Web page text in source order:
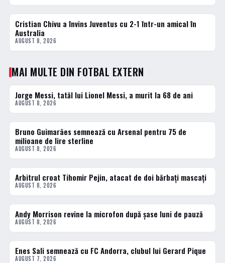
3 · TOP
Cristian Chivu a învins Juventus cu 2-1 într-un amical în
Australia
AUGUST 8, 2026
MAI MULTE DIN FOTBAL EXTERN
FOTBAL EXTERN
Jorge Messi, tatăl lui Lionel Messi, a murit la 68 de ani
AUGUST 8, 2026
FOTBAL EXTERN
Bruno Guimarães semnează cu Arsenal pentru 75 de
milioane de lire sterline
AUGUST 8, 2026
FOTBAL EXTERN
Arbitrul croat Tihomir Pejin, atacat de doi bărbați mascați
AUGUST 8, 2026
FOTBAL EXTERN
Andy Morrison revine la microfon după șase luni de pauză
AUGUST 8, 2026
FOTBAL EXTERN
Enes Sali semnează cu FC Andorra, clubul lui Gerard Pique
AUGUST 7, 2026